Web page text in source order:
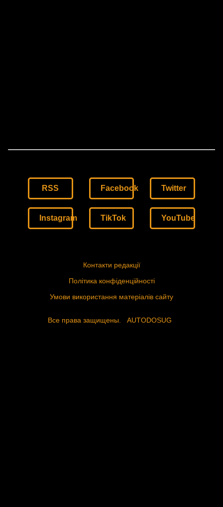
RSS Facebook Twitter
Instagram TikTok YouTube
Контакти редакції
Політика конфіденційності
Умови використання матеріалів сайту
Все права защищены. AUTODOSUG